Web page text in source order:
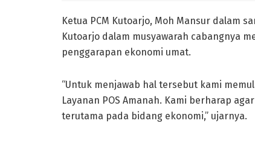
Ketua PCM Kutoarjo, Moh Mansur dalam
Kutoarjo dalam musyawarah cabangnya
penggarapan ekonomi umat.
“Untuk menjawab hal tersebut kami
Layanan POS Amanah. Kami berharap
terutama pada bidang ekonomi,” ujarnya.